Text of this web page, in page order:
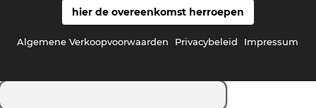
hier de overeenkomst herroepen
Algemene Verkoopvoorwaarden Privacybeleid Impressum